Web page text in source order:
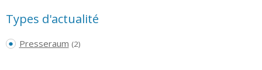
Types d'actualité
Presseraum (2)